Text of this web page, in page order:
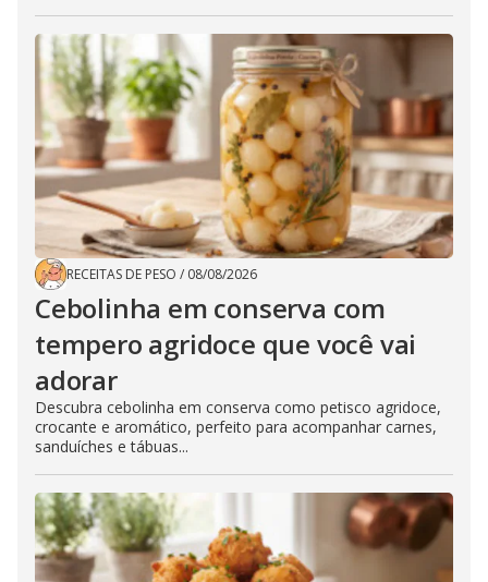
RECEITAS DE PESO / 08/08/2026
Cebolinha em conserva com
tempero agridoce que você vai
adorar
Descubra cebolinha em conserva como petisco agridoce,
crocante e aromático, perfeito para acompanhar carnes,
sanduíches e tábuas...